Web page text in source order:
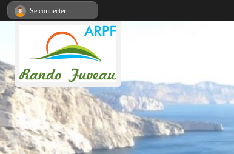
Se connecter
Panneau de gestion des cookies